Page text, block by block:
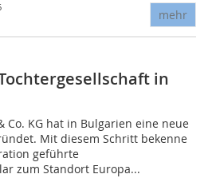
mehr
in
Co. KG hat in Bulgarien eine neue
Mit diesem Schritt bekenne
geführte
zum Standort Europa...